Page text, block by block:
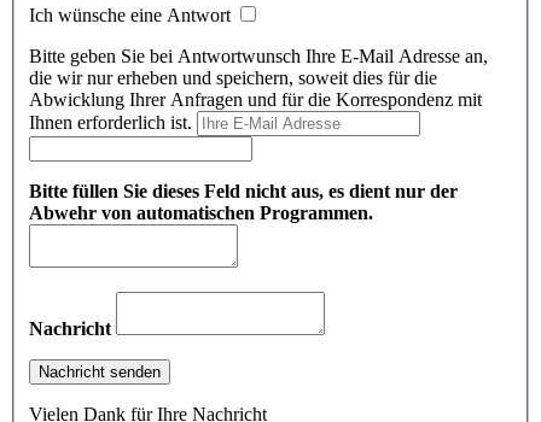
Ich wünsche eine Antwort
Bitte geben Sie bei Antwortwunsch Ihre E-Mail Adresse an,
die wir nur erheben und speichern, soweit dies für die
Abwicklung Ihrer Anfragen und für die Korrespondenz mit
Ihnen erforderlich ist.
Bitte füllen Sie dieses Feld nicht aus, es dient nur der
Abwehr von automatischen Programmen.
Nachricht
Vielen Dank für Ihre Nachricht